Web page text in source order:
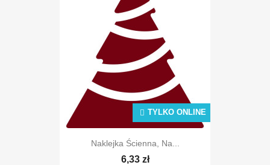
TYLKO ONLINE
Naklejka Ścienna, Na...
6,33 zł
TYLKO ONLINE